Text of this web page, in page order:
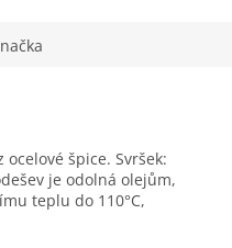
špice. Svršek:
je odolná olejům,
teplu do 110°C,